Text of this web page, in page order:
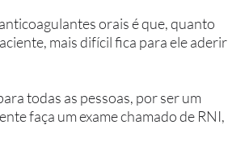
orais é que, quanto
mais difícil fica para ele aderir
todas as pessoas, por ser um
faça um exame chamado de RNI,